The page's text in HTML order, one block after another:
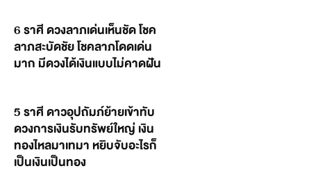
6 ราศี ดวงลาภเด่นเห็นชัด โชค
ลาภสะบัดชัย โชคลาภโดดเด่น
มาก มีดวงได้เงินแบบไม่คาดฝัน
5 ราศี ดาวอุปถัมภ์ย้ายเข้าทับ
ดวงการเงินรับทรัพย์ใหญ่ เงิน
ทองไหลมาเทมา หยิบจับอะไรก็
เป็นเงินเป็นทอง